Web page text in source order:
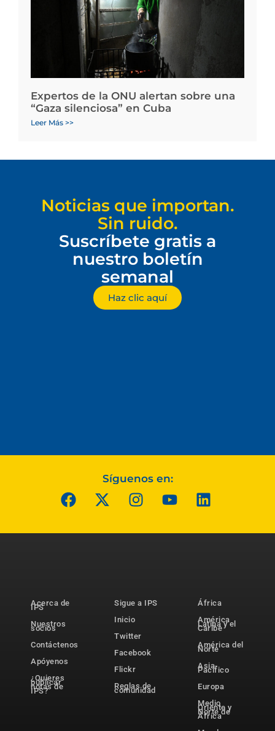
Expertos de la ONU alertan sobre una
“Gaza silenciosa” en Cuba
Leer Más >>
Noticias que importan.
Sin ruido.
Suscríbete gratis a
nuestro boletín
semanal
Haz clic aquí
Síguenos en:
Acerca de
IPS
Nuestros
socios
Contáctenos
Apóyenos
¿Quieres
publicar
notas de
IPS?
Sigue a IPS
Inicio
Twitter
Facebook
Flickr
Reglas de
comunidad
África
América
Latina y el
Caribe
América del
Norte
Asia-
Pacífico
Europa
Medio
Oriente y
Norte de
África